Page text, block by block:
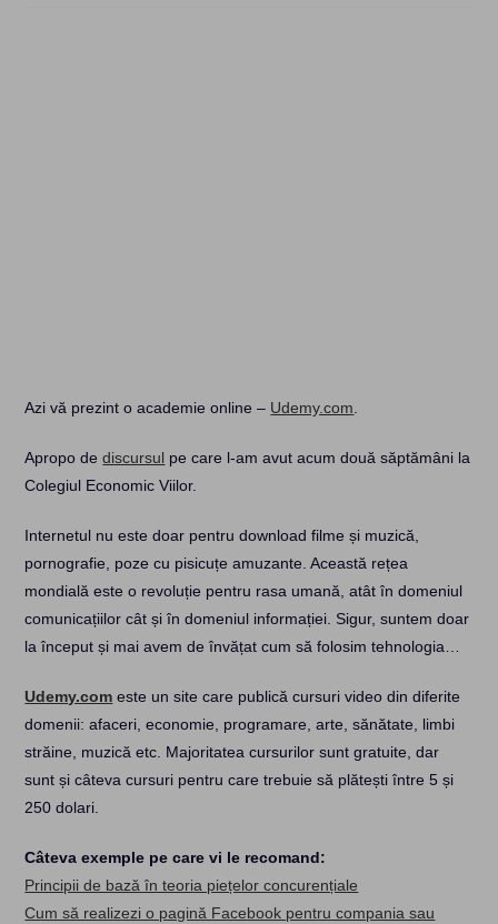
Azi vă prezint o academie online – Udemy.com.
Apropo dediscursul pe care l-am avut acum două săptămâni la
Colegiul Economic Viilor.
Internetul nu este doar pentru download filme și muzică,
pornografie, poze cu pisicuțe amuzante. Această rețea
mondială este o revoluție pentru rasa umană, atât în domeniul
comunicațiilor cât și în domeniul informației. Sigur, suntem doar
la început și mai avem de învățat cum să folosim tehnologia…
Udemy.com este un site care publică cursuri video din diferite
domenii: afaceri, economie, programare, arte, sănătate, limbi
străine, muzică etc. Majoritatea cursurilor sunt gratuite, dar
sunt și câteva cursuri pentru care trebuie să plătești între 5 și
250 dolari.
Câteva exemple pe care vi le recomand:
Principii de bază în teoria piețelor concurențiale
Cum să realizezi o pagină Facebook pentru compania sau